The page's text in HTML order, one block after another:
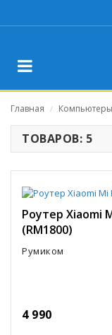
Главная / Компьютеры
ТОВАРОВ: 5
Роутер Xiaomi
(RM1800)
Румиком
4 990